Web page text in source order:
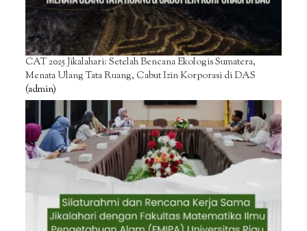
CAT 2025 Jikalahari: Setelah Bencana Ekologis Sumatera,
Menata Ulang Tata Ruang, Cabut Izin Korporasi di DAS
(admin)